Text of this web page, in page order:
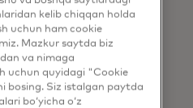
kelib chiqqan holda
uchun ham cookie
Mazkur saytda biz
va nimaga
uchun quyidagi "Cookie
bosing. Siz istalgan paytda
bo‘yicha o‘z